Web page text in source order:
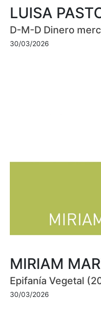
LUISA
D-M-D Dinero
30/03/2026
MIRIAM
Epifanía Vegetal
30/03/2026